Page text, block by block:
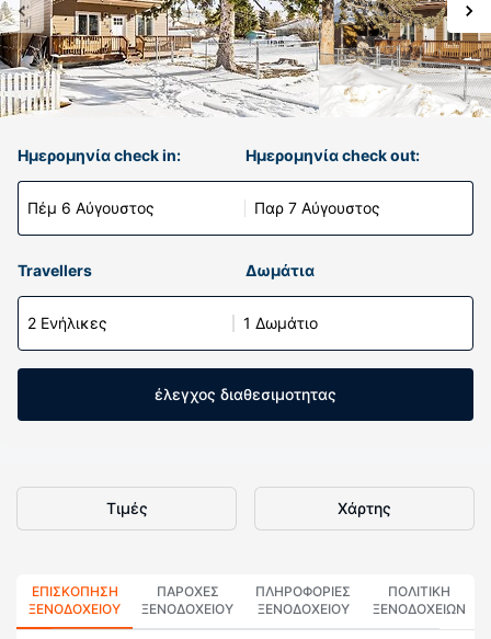
Ημερομηνία check in:
Πέμ 6 Αύγουστος
Ημερομηνία check out:
Παρ 7 Αύγουστος
Travellers Δωμάτια
2 Ενήλικες 1 Δωμάτιο
έλεγχος διαθεσιμοτητας
Τιμές Χάρτης
ΕΠΙΣΚΌΠΗΣΗ
ΞΕΝΟΔΟΧΕΊΟΥ
ΠΑΡΟΧΕΣ
ΞΕΝΟΔΟΧΕΙΟΥ
ΠΛΗΡΟΦΟΡΊΕΣ
ΞΕΝΟΔΟΧΕΊΟΥ
ΠΟΛΙΤΙΚΗ
ΞΕΝΟΔΟΧΕΊΩΝ